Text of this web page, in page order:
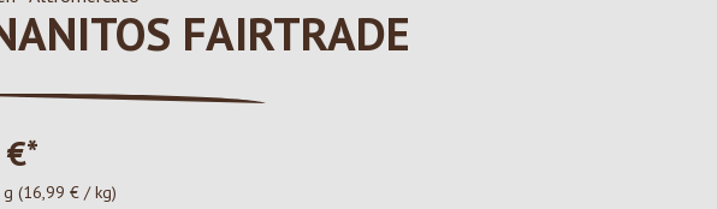
FAIRTRADE
(16,99 € / kg)